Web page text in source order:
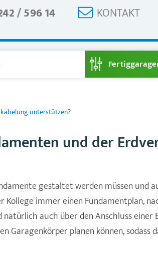
/ 596 14 KONTAKT
unterstützen?
und der
gestaltet werden müssen und
immer einen Fundamentplan,
auch über den Anschluss
Garagenkörper planen können,